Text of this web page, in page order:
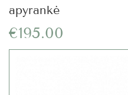
apyrankė
€195.00